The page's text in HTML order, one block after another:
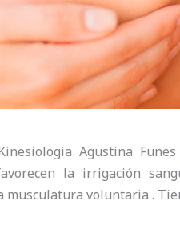
Agustina
la irrigación
musculatura voluntaria .